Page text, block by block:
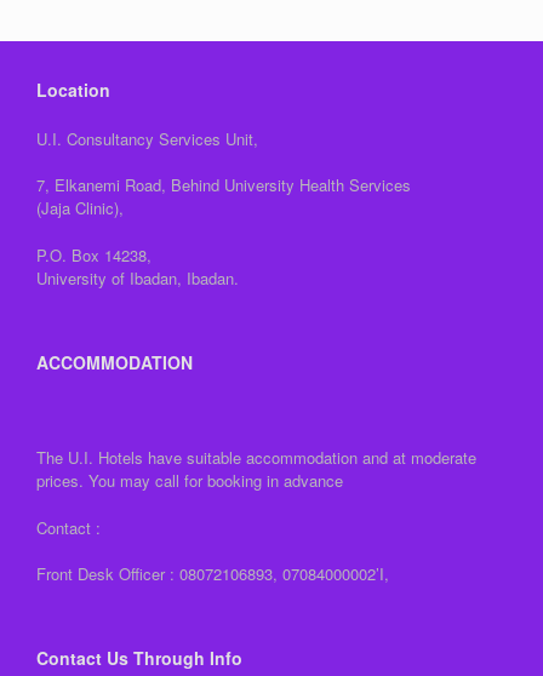
Location
U.I. Consultancy Services Unit,
7, Elkanemi Road, Behind University Health Services
(Jaja Clinic),
P.O. Box 14238,
University of Ibadan, Ibadan.
ACCOMMODATION
The U.I. Hotels have suitable accommodation and at moderate
prices. You may call for booking in advance
Contact :
Front Desk Officer : 08072106893, 07084000002’I,
Contact Us Through Info